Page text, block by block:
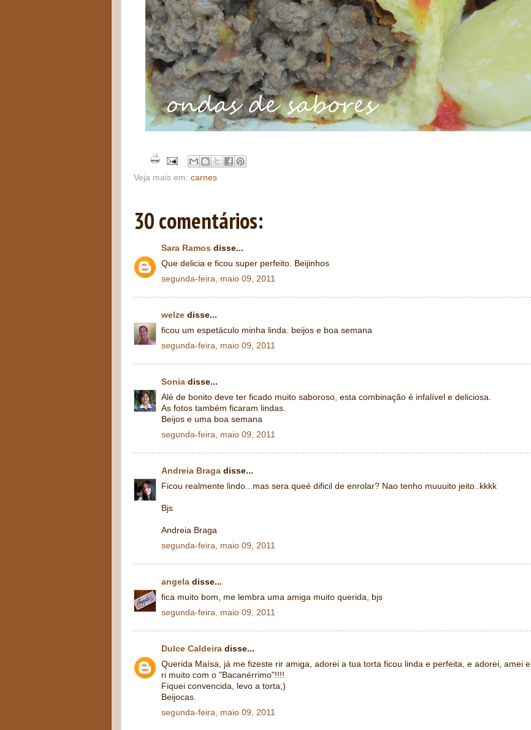
Veja mais em: carnes
30 comentários:
Sara Ramos disse...
Que delicia e ficou super perfeito. Beijinhos
segunda-feira, maio 09, 2011
welze disse...
ficou um espetáculo minha linda. beijos e boa semana
segunda-feira, maio 09, 2011
Sonia disse...
Alé de bonito deve ter ficado muito saboroso, esta combinação é infalível e deliciosa.
As fotos também ficaram lindas.
Beijos e uma boa semana
segunda-feira, maio 09, 2011
Andreia Braga disse...
Ficou realmente lindo...mas sera queé dificil de enrolar? Nao tenho muuuito jeito..kkkk
Bjs
Andreia Braga
segunda-feira, maio 09, 2011
angela disse...
fica muito bom, me lembra uma amiga muito querida, bjs
segunda-feira, maio 09, 2011
Dulce Caldeira disse...
Querida Maísa, já me fizeste rir amiga, adorei a tua torta ficou linda e perfeita, e adorei, amei e
ri muito com o "Bacanérrimo"!!!!
Fiquei convencida, levo a torta;)
Beijocas.
segunda-feira, maio 09, 2011